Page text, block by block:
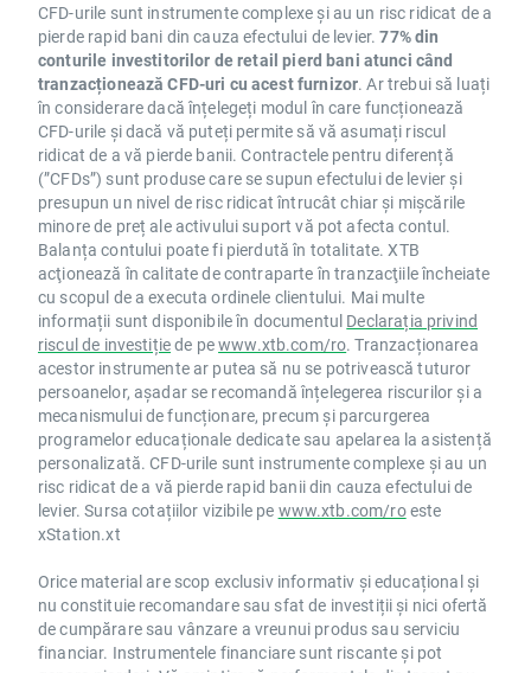
CFD-urile sunt instrumente complexe și au un risc ridicat de a
pierde rapid bani din cauza efectului de levier.77% din
conturile investitorilor de retail pierd bani atunci când
tranzacționează CFD-uri cu acest furnizor. Ar trebui să luați
în considerare dacă înțelegeți modul în care funcționează
CFD-urile și dacă vă puteți permite să vă asumați riscul
ridicat de a vă pierde banii. Contractele pentru diferență
(”CFDs”) sunt produse care se supun efectului de levier și
presupun un nivel de risc ridicat întrucât chiar și mișcările
minore de preț ale activului suport vă pot afecta contul.
Balanța contului poate fi pierdută în totalitate. XTB
acţionează în calitate de contraparte în tranzacţiile încheiate
cu scopul de a executa ordinele clientului. Mai multe
informații sunt disponibile în documentul Declarația privind
riscul de investițiede pewww.xtb.com/ro. Tranzacționarea
acestor instrumente ar putea să nu se potrivească tuturor
persoanelor, așadar se recomandă înțelegerea riscurilor și a
mecanismului de funcționare, precum și parcurgerea
programelor educaționale dedicate sau apelarea la asistență
personalizată. CFD-urile sunt instrumente complexe și au un
risc ridicat de a vă pierde rapid banii din cauza efectului de
levier. Sursa cotațiilor vizibile pe www.xtb.com/roeste
xStation.xt
Orice material are scop exclusiv informativ și educațional și
nu constituie recomandare sau sfat de investiții și nici ofertă
de cumpărare sau vânzare a vreunui produs sau serviciu
financiar. Instrumentele financiare sunt riscante și pot